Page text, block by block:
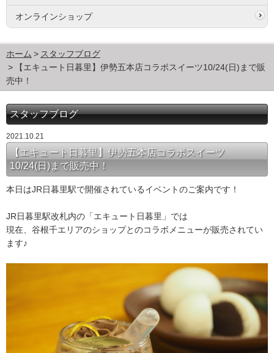
オンラインショップ
ホーム
スタッフブログ
【エキュート日暮里】伊勢五本店コラボスイーツ10/24(日)まで販
売中！
スタッフブログ
2021.10.21
【エキュート日暮里】伊勢五本店コラボスイーツ
10/24(日)まで販売中！
本日はJR日暮里駅で開催されているイベントのご案内です！
JR日暮里駅改札内の「エキュート日暮里」では
現在、谷根千エリアのショップとのコラボメニューが販売されてい
ます♪